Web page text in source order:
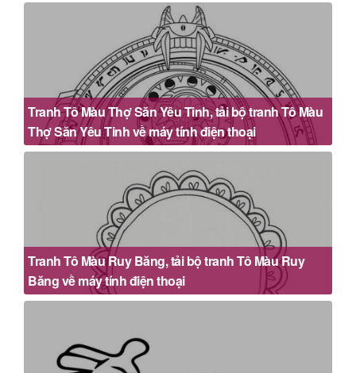
Tranh Tô Màu Thợ Săn Yêu Tinh, tải bộ tranh Tô Màu
Thợ Săn Yêu Tinh về máy tính điện thoại
Tranh Tô Màu Ruy Băng, tải bộ tranh Tô Màu Ruy
Băng về máy tính điện thoại